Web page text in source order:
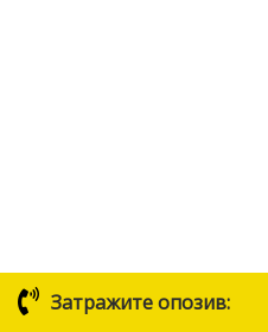
Затражите опозив: